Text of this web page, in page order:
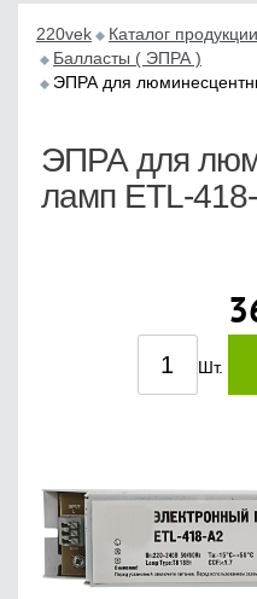
220vek Каталог продукции
Балласты ( ЭПРА )
ЭПРА для
ЭПРА для
ламп ETL-
Шт.